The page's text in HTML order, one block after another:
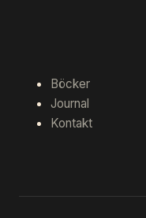
Böcker
Journal
Kontakt